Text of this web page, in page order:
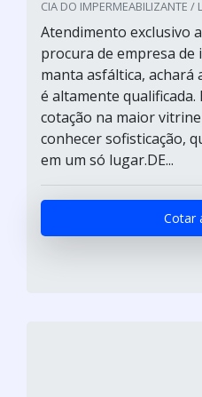
CIA DO IMPERMEABILIZANTE
Atendimento exclusivo
procura de empresa de
manta asfáltica, achará
é altamente
cotação na maior
conhecer sofisticação,
em um só lugar.DE...
Cotar